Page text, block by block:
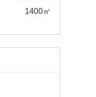
1400㎡